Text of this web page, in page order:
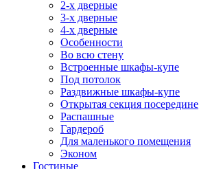
2-х дверные
3-х дверные
4-х дверные
Особенности
Во всю стену
Встроенные шкафы-купе
Под потолок
Раздвижные шкафы-купе
Открытая секция посередине
Распашные
Гардероб
Для маленького помещения
Эконом
Гостиные